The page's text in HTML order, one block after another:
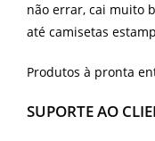
não errar, cai muito
até camisetas
Produtos à pronta
SUPORTE AO